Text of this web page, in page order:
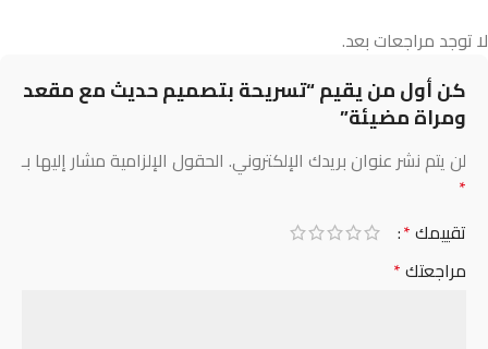
لا توجد مراجعات بعد.
كن أول من يقيم “تسريحة بتصميم حديث مع مقعد
ومراة مضيئة”
لن يتم نشر عنوان بريدك الإلكتروني. الحقول الإلزامية مشار إليها بـ
*
تقييمك*
مراجعتك*